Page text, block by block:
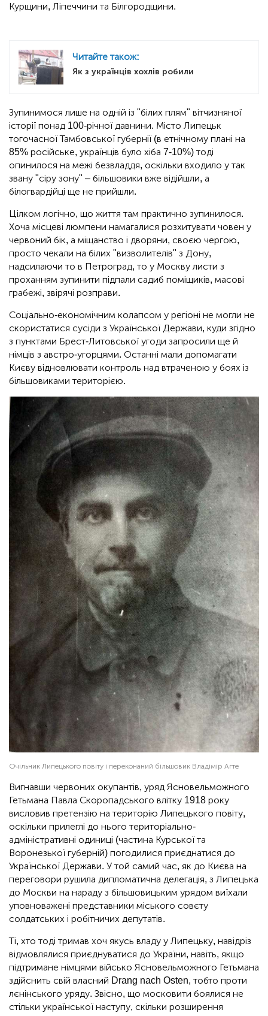
Курщини, Ліпеччини та Білгородщини.
Читайте також:
Як з українців хохлів робили
Зупинимося лише на одній із "білих плям" вітчизняної
історії понад 100-річної давнини. Місто Липецьк
тогочасної Тамбовської губернії (в етнічному плані на
85% російське, українців було хіба 7-10%) тоді
опинилося на межі безвладдя, оскільки входило у так
звану "сіру зону" – більшовики вже відійшли, а
білогвардійці ще не прийшли.
Цілком логічно, що життя там практично зупинилося.
Хоча місцеві люмпени намагалися розхитувати човен у
червоний бік, а міщанство і дворяни, своєю чергою,
просто чекали на білих "визволителів" з Дону,
надсилаючи то в Петроград, то у Москву листи з
проханням зупинити підпали садиб поміщиків, масові
грабежі, звірячі розправи.
Соціально-економічним колапсом у регіоні не могли не
скористатися сусіди з Української Держави, куди згідно
з пунктами Брест-Литовської угоди запросили ще й
німців з австро-угорцями. Останні мали допомагати
Києву відновлювати контроль над втраченою у боях із
більшовиками територією.
Очільник Липецького повіту і переконаний більшовик Владімір Агте
Вигнавши червоних окупантів, уряд Ясновельможного
Гетьмана Павла Скоропадського влітку 1918 року
висловив претензію на територію Липецького повіту,
оскільки прилеглі до нього територіально-
адміністративні одиниці (частина Курської та
Воронезької губерній) погодилися приєднатися до
Української Держави. У той самий час, як до Києва на
переговори рушила дипломатична делегація, з Липецька
до Москви на нараду з більшовицьким урядом виїхали
уповноважені представники міського совєту
солдатських і робітничих депутатів.
Ті, хто тоді тримав хоч якусь владу у Липецьку, навідріз
відмовлялися приєднуватися до України, навіть, якщо
підтримане німцями військо Ясновельможного Гетьмана
здійснить свій власний Drang nach Osten, тобто проти
лєнінського уряду. Звісно, що московити боялися не
стільки української наступу, скільки розширення